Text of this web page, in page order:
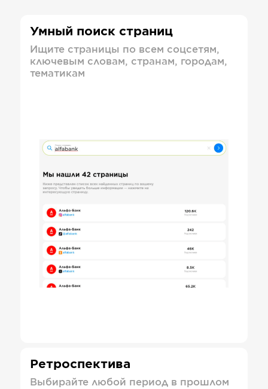
Умный поиск страниц
Ищите страницы по всем соцсетям,
ключевым словам, странам, городам,
тематикам
Ретроспектива
Выбирайте любой период в прошлом